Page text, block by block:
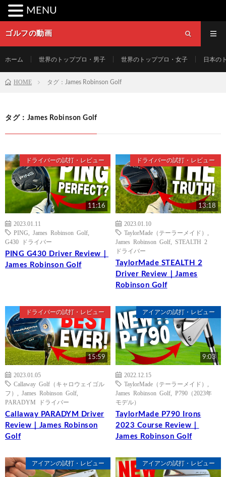
ゴルフの動画
ホーム 世界のトッププロ・男子 世界のトッププロ・女子 日本の
HOME タグ：James Robinson Golf
タグ：James Robinson Golf
ドライバーの試打・レビュー
11:16
2023.01.11
PING
James Robinson Golf
G430 ドライバー
PING G430 Driver Review｜
James Robinson Golf
ドライバーの試打・レビュー
13:18
2023.01.10
TaylorMade（テーラーメイド）
James Robinson Golf
STEALTH 2
ドライバー
TaylorMade STEALTH 2
Driver Review｜James
Robinson Golf
ドライバーの試打・レビュー
15:59
2023.01.05
Callaway Golf（キャロウェイゴル
フ）
James Robinson Golf
PARADYM ドライバー
Callaway PARADYM Driver
Review｜James Robinson
Golf
アイアンの試打・レビュー
9:03
2022.12.15
TaylorMade（テーラーメイド）
James Robinson Golf
P790（2023年
モデル）
TaylorMade P790 Irons
2023 Course Review｜
James Robinson Golf
アイアンの試打・レビュー アイアンの試打・レビュー
MENU